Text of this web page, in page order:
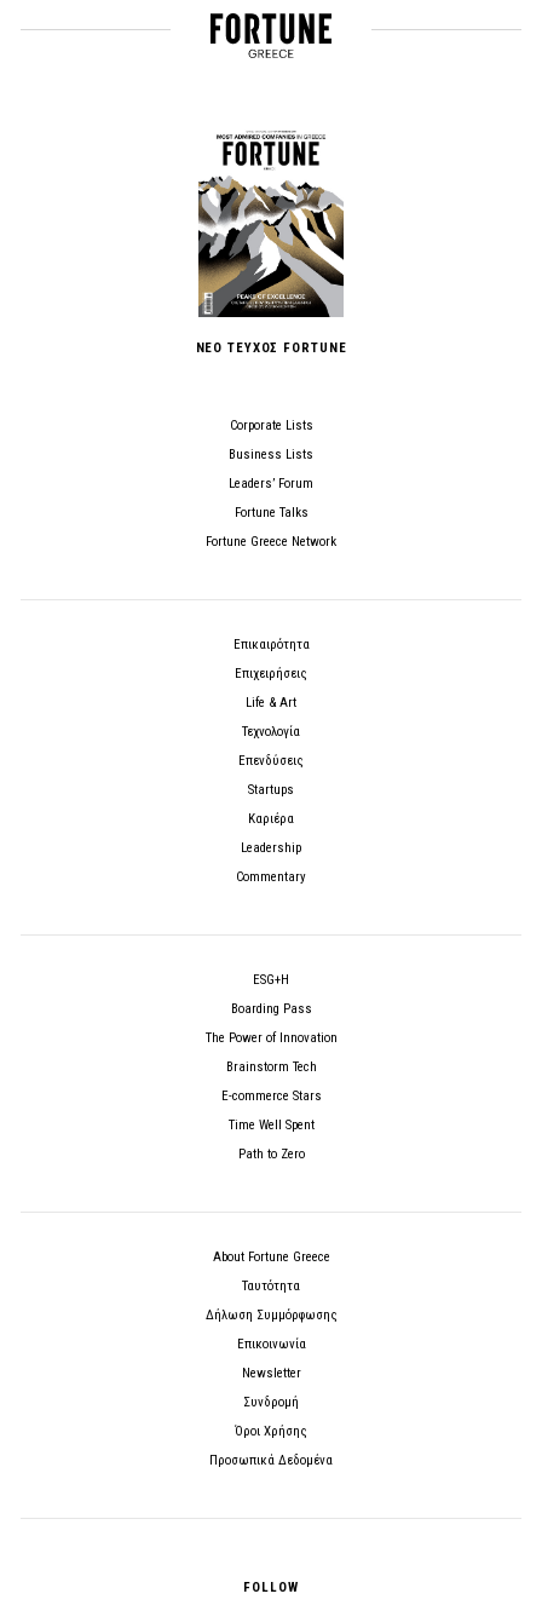
ΝΕΟ ΤΕΥΧΟΣ FORTUNE
Corporate Lists
Business Lists
Leaders’ Forum
Fortune Talks
Fortune Greece Network
Επικαιρότητα
Επιχειρήσεις
Life & Art
Τεχνολογία
Επενδύσεις
Startups
Καριέρα
Leadership
Commentary
ESG+H
Boarding Pass
The Power of Innovation
Brainstorm Tech
E-commerce Stars
Time Well Spent
Path to Zero
About Fortune Greece
Ταυτότητα
Δήλωση Συμμόρφωσης
Επικοινωνία
Newsletter
Συνδρομή
Όροι Χρήσης
Προσωπικά Δεδομένα
FOLLOW